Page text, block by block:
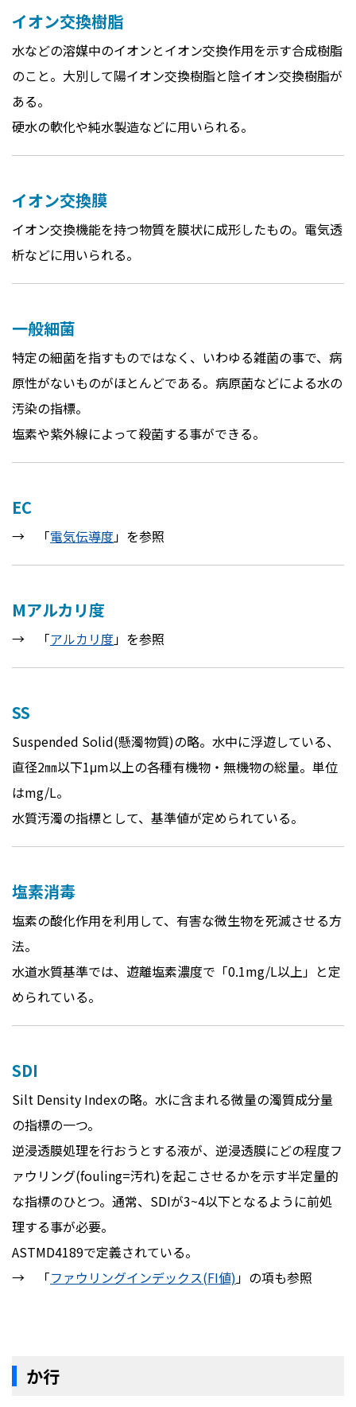
イオン交換樹脂
水などの溶媒中のイオンとイオン交換作用を示す合成樹脂
のこと。大別して陽イオン交換樹脂と陰イオン交換樹脂が
ある。
硬水の軟化や純水製造などに用いられる。
イオン交換膜
イオン交換機能を持つ物質を膜状に成形したもの。電気透
析などに用いられる。
一般細菌
特定の細菌を指すものではなく、いわゆる雑菌の事で、病
原性がないものがほとんどである。病原菌などによる水の
汚染の指標。
塩素や紫外線によって殺菌する事ができる。
EC
→ 「電気伝導度」を参照
Mアルカリ度
→ 「アルカリ度」を参照
SS
Suspended Solid(懸濁物質)の略。水中に浮遊している、
直径2㎜以下1μm以上の各種有機物・無機物の総量。単位
はmg/L。
水質汚濁の指標として、基準値が定められている。
塩素消毒
塩素の酸化作用を利用して、有害な微生物を死滅させる方
法。
水道水質基準では、遊離塩素濃度で「0.1mg/L以上」と定
められている。
SDI
Silt Density Indexの略。水に含まれる微量の濁質成分量
の指標の一つ。
逆浸透膜処理を行おうとする液が、逆浸透膜にどの程度フ
ァウリング(fouling=汚れ)を起こさせるかを示す半定量的
な指標のひとつ。通常、SDIが3~4以下となるように前処
理する事が必要。
ASTMD4189で定義されている。
→ 「ファウリングインデックス(FI値)」の項も参照
か行